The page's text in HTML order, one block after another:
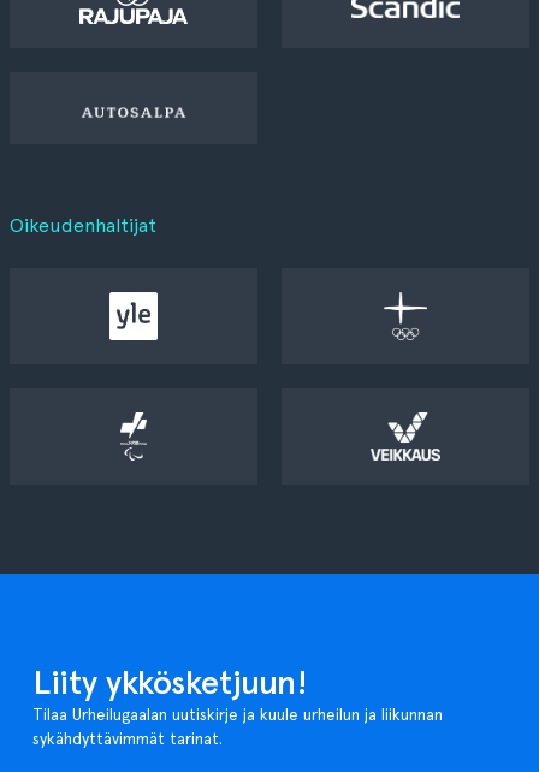
Oikeudenhaltijat
Liity ykkösketjuun!
Tilaa Urheilugaalan uutiskirje ja kuule urheilun ja liikunnan
sykähdyttävimmät tarinat.